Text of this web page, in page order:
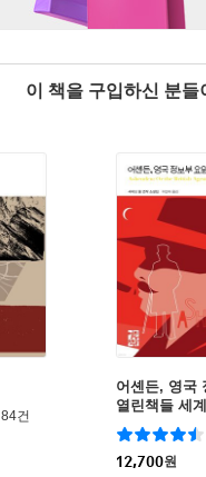
이 책을 구입하신 분
84건
어셴든, 영국
열린책들 세
12,700원